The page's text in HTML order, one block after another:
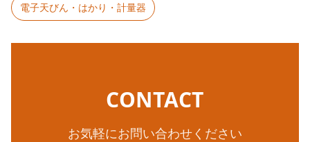
電子天びん・はかり・計量器
CONTACT
お気軽にお問い合わせください